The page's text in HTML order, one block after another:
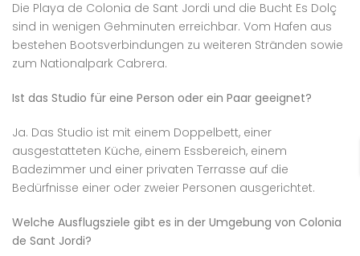
Die Playa de Colonia de Sant Jordi und die Bucht Es Dolç
sind in wenigen Gehminuten erreichbar. Vom Hafen aus
bestehen Bootsverbindungen zu weiteren Stränden sowie
zum Nationalpark Cabrera.
Ist das Studio für eine Person oder ein Paar geeignet?
Ja. Das Studio ist mit einem Doppelbett, einer
ausgestatteten Küche, einem Essbereich, einem
Badezimmer und einer privaten Terrasse auf die
Bedürfnisse einer oder zweier Personen ausgerichtet.
Welche Ausflugsziele gibt es in der Umgebung von Colonia
de Sant Jordi?